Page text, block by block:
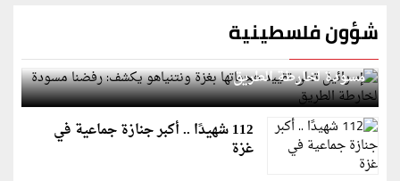
شؤون فلسطينية
إسرائيل تعلن تقييد هجماتها بغزة ونتنياهو يكشف: رفضنا
مسودة لخارطة الطريق
112 شهيدًا .. أكبر جنازة جماعية في
غزة